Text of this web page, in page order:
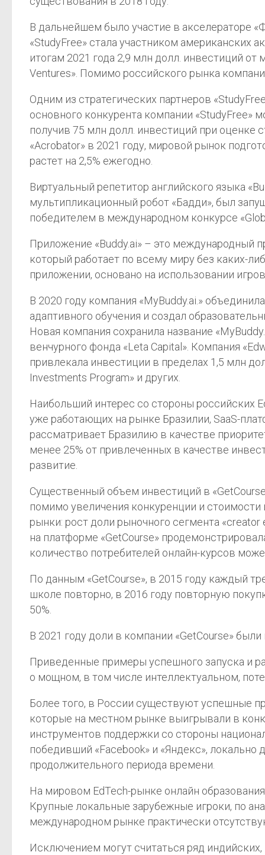
В дальнейшем было участие в акселераторе
«StudyFree» стала участником американских
итогам 2021 года 2,9 млн долл. инвестиций
Ventures». Помимо российского рынка
Одним из стратегических партнеров
основного конкурента компании «StudyFree»
получив 75 млн долл. инвестиций при
«Acrobator» в 2021 году, мировой рынок
растет на 2,5% ежегодно.
Виртуальный репетитор английского языка
мультипликационный робот «Бадди», был
победителем в международном конкурсе
Приложение «Buddy.ai» – это международный
который работает по всему миру без каких-
приложении, основано на использовании
В 2020 году компания «MyBuddy.ai.»
адаптивного обучения и создал
Новая компания сохранила название
венчурного фонда «Leta Capital». Компания
привлекала инвестиции в пределах 1,5 млн
Investments Program» и других.
Наибольший интерес со стороны российских
уже работающих на рынке Бразилии, SaaS-
рассматривает Бразилию в качестве
менее 25% от привлеченных в качестве
развитие.
Существенный объем инвестиций в
помимо увеличения конкуренции и
рынки: рост доли рыночного сегмента
на платформе «GetCourse»
количество потребителей онлайн-курсов
По данным «GetCourse», в 2015 году каждый
школе повторно, в 2016 году повторную
50%.
В 2021 году доли в компании «GetCourse»
Приведенные примеры успешного запуска и
о мощном, в том числе интеллектуальном,
Более того, в России существуют успешные
которые на местном рынке выигрывали в
инструментов поддержки со стороны
победивший «Facebook» и «Яндекс»,
продолжительного периода времени.
На мировом EdTech-рынке онлайн
Крупные локальные зарубежные игроки, по
международном рынке практически
Исключением могут считаться ряд